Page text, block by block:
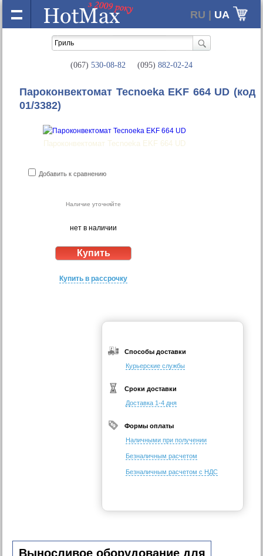
RU | UA
(067) 530-08-82 (095) 882-02-24
Пароконвектомат Tecnoeka EKF 664 UD (код
01/3382)
Пароконвектомат Tecnoeka EKF 664 UD
Добавить к сравнению
Наличие уточняйте
нет в наличии
Купить в рассрочку
Способы доставки
Курьерские службы
Сроки доставки
Доставка 1-4 дня
Формы оплаты
Наличными при получении
Безналичным расчетом
Безналичным расчетом с НДС
Выносливое оборудование для